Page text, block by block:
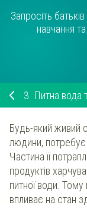
Запросіть
навчання
3. Питна вода
Будь-який живий
людини, потребує
Частина її
продуктів
питної води.
впливає на стан